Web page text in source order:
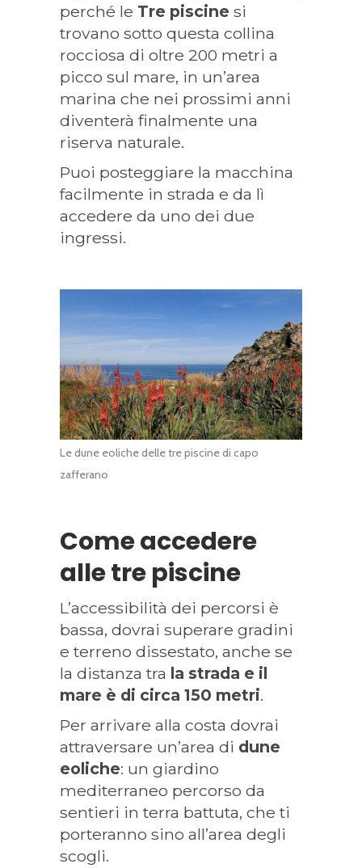
perché le Tre piscine si
trovano sotto questa collina
rocciosa di oltre 200 metri a
picco sul mare, in un’area
marina che nei prossimi anni
diventerà finalmente una
riserva naturale.
Puoi posteggiare la macchina
facilmente in strada e da lì
accedere da uno dei due
ingressi.
Le dune eoliche delle tre piscine di capo
zafferano
Come accedere
alle tre piscine
L’accessibilità dei percorsi è
bassa, dovrai superare gradini
e terreno dissestato, anche se
la distanza tra la strada e il
mare è di circa 150 metri.
Per arrivare alla costa dovrai
attraversare un’area di dune
eoliche: un giardino
mediterraneo percorso da
sentieri in terra battuta, che ti
porteranno sino all’area degli
scogli.